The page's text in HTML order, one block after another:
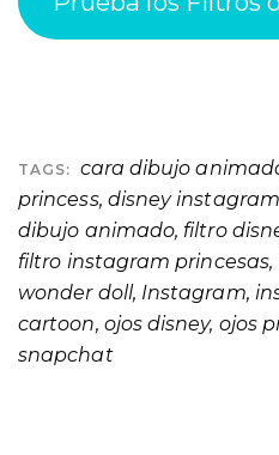
TAGS: cara dibujo
princess, disney
dibujo animado, filtro
filtro instagram princesas,
wonder doll, Instagram,
cartoon, ojos disney, ojos
snapchat